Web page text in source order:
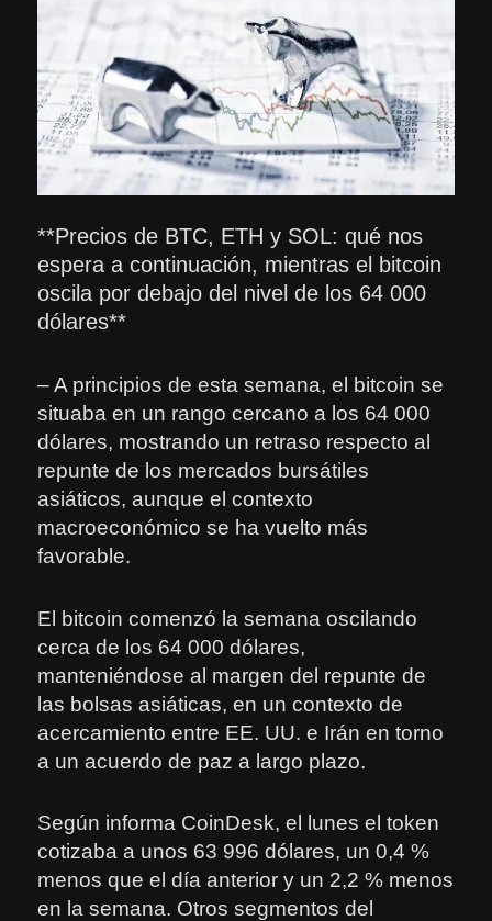
**Precios de BTC, ETH y SOL: qué nos
espera a continuación, mientras el bitcoin
oscila por debajo del nivel de los 64 000
dólares**
– A principios de esta semana, el bitcoin se
situaba en un rango cercano a los 64 000
dólares, mostrando un retraso respecto al
repunte de los mercados bursátiles
asiáticos, aunque el contexto
macroeconómico se ha vuelto más
favorable.
El bitcoin comenzó la semana oscilando
cerca de los 64 000 dólares,
manteniéndose al margen del repunte de
las bolsas asiáticas, en un contexto de
acercamiento entre EE. UU. e Irán en torno
a un acuerdo de paz a largo plazo.
Según informa CoinDesk, el lunes el token
cotizaba a unos 63 996 dólares, un 0,4 %
menos que el día anterior y un 2,2 % menos
en la semana. Otros segmentos del